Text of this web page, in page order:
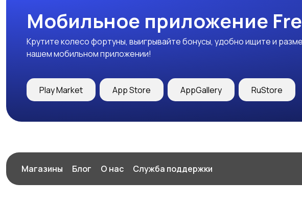
Мобильное приложение
Крутите колесо фортуны, выигрывайте бонусы, удобно ищите и
нашем мобильном приложении!
Play Market App Store AppGallery RuStore
Магазины Блог О нас Служба поддержки